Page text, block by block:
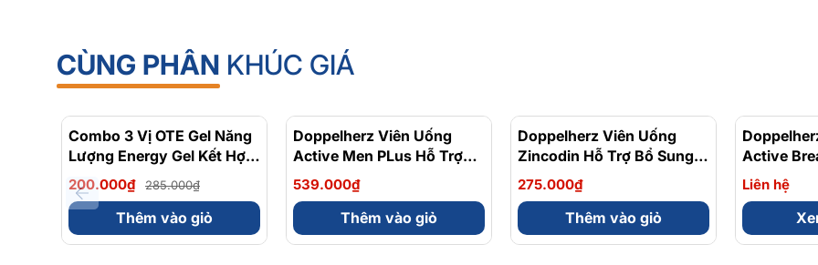
CÙNG PHÂN KHÚC GIÁ
- 30%
Combo 3 Vị OTE Gel Năng
Lượng Energy Gel Kết Hợp
Carbohydrate Điện Giải
56gram 82kcal
200.000₫ 285.000₫
Thêm vào giỏ
Doppelherz Viên Uống
Active Men PLus Hỗ Trợ
Tăng Cường Sức Khỏe
Sinh Lý Nam Hộp 30 Viên
539.000₫
Thêm vào giỏ
Doppelherz Viên Uống
Zincodin Hỗ Trợ Bổ Sung
Kẽm, Tăng Cường Sức Đề
Kháng Hộp 30 Viên
275.000₫
Thêm vào giỏ
Active
Cường
Hộp 30
Liên hệ